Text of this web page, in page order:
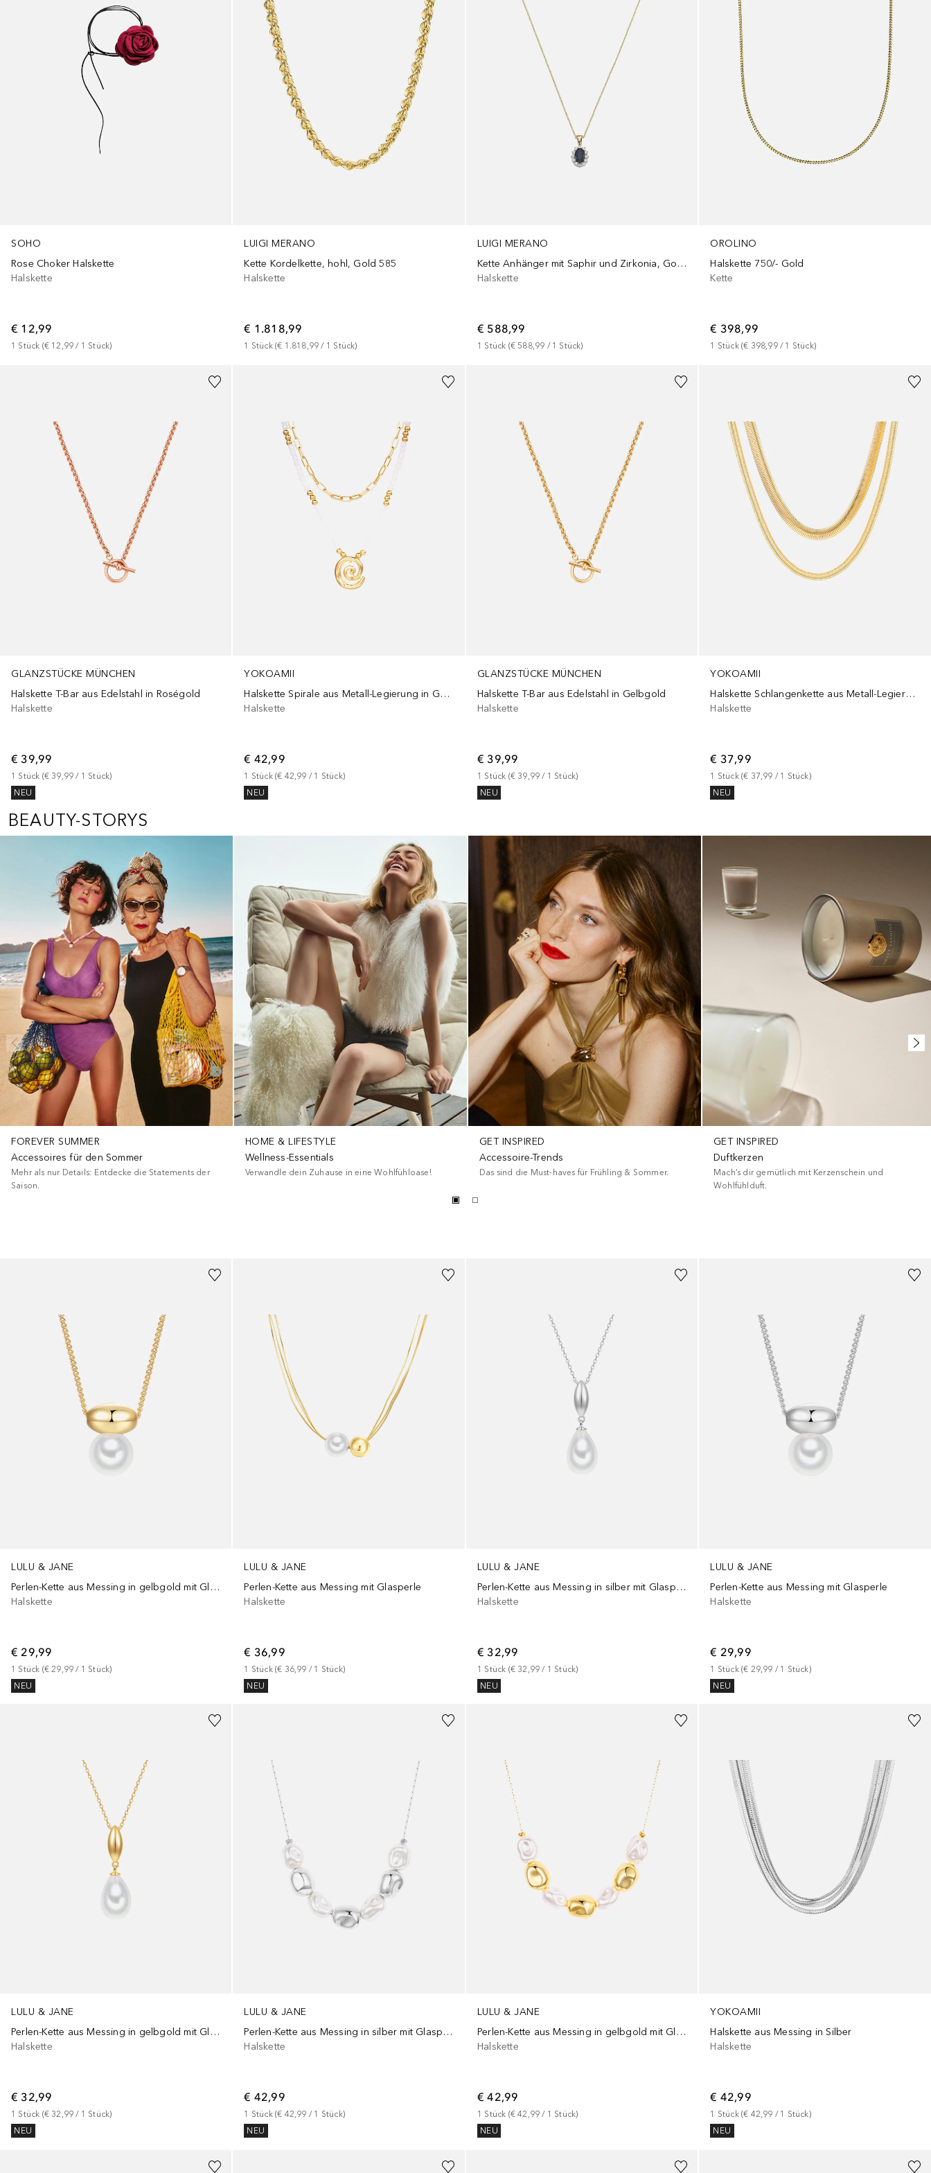
SOHO
Rose Choker Halskette
Halskette
€ 12,99
1 Stück (€ 12,99 / 1 Stück)
LUIGI MERANO
Kette Kordelkette, hohl, Gold 585
Halskette
€ 1.818,99
1 Stück (€ 1.818,99 / 1 Stück)
LUIGI MERANO
Kette Anhänger mit Saphir und Zirkonia, Gold 375
Halskette
€ 588,99
1 Stück (€ 588,99 / 1 Stück)
OROLINO
Halskette 750/- Gold
Kette
€ 398,99
1 Stück (€ 398,99 / 1 Stück)
GLANZSTÜCKE MÜNCHEN
Halskette T-Bar aus Edelstahl in Roségold
Halskette
€ 39,99
1 Stück (€ 39,99 / 1 Stück)
NEU
YOKOAMII
Halskette Spirale aus Metall-Legierung in Gelbgold mit Muschelkernperlen
Halskette
€ 42,99
1 Stück (€ 42,99 / 1 Stück)
NEU
GLANZSTÜCKE MÜNCHEN
Halskette T-Bar aus Edelstahl in Gelbgold
Halskette
€ 39,99
1 Stück (€ 39,99 / 1 Stück)
NEU
YOKOAMII
Halskette Schlangenkette aus Metall-Legierung in Gelbgold
Halskette
€ 37,99
1 Stück (€ 37,99 / 1 Stück)
NEU
BEAUTY-STORYS
Überspringen
FOREVER SUMMER
Accessoires für den Sommer
Mehr als nur Details: Entdecke die Statements der
Saison.
HOME & LIFESTYLE
Wellness-Essentials
Verwandle dein Zuhause in eine Wohlfühloase!
GET INSPIRED
Accessoire-Trends
Das sind die Must-haves für Frühling & Sommer.
GET INSPIRED
Duftkerzen
Mach’s dir gemütlich mit Kerzenschein und
Wohlfühlduft.
LULU & JANE
Perlen-Kette aus Messing in gelbgold mit Glasperle
Halskette
€ 29,99
1 Stück (€ 29,99 / 1 Stück)
NEU
LULU & JANE
Perlen-Kette aus Messing mit Glasperle
Halskette
€ 36,99
1 Stück (€ 36,99 / 1 Stück)
NEU
LULU & JANE
Perlen-Kette aus Messing in silber mit Glasperle
Halskette
€ 32,99
1 Stück (€ 32,99 / 1 Stück)
NEU
LULU & JANE
Perlen-Kette aus Messing mit Glasperle
Halskette
€ 29,99
1 Stück (€ 29,99 / 1 Stück)
NEU
LULU & JANE
Perlen-Kette aus Messing in gelbgold mit Glasperle
Halskette
€ 32,99
1 Stück (€ 32,99 / 1 Stück)
NEU
LULU & JANE
Perlen-Kette aus Messing in silber mit Glasperle
Halskette
€ 42,99
1 Stück (€ 42,99 / 1 Stück)
NEU
LULU & JANE
Perlen-Kette aus Messing in gelbgold mit Glasperle
Halskette
€ 42,99
1 Stück (€ 42,99 / 1 Stück)
NEU
YOKOAMII
Halskette aus Messing in Silber
Halskette
€ 42,99
1 Stück (€ 42,99 / 1 Stück)
NEU